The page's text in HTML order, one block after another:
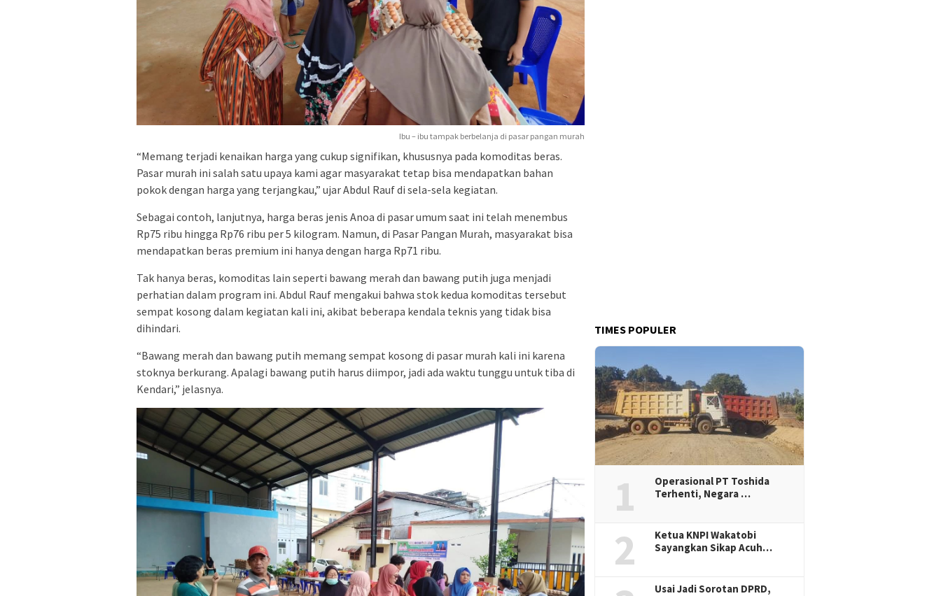
Ibu – ibu tampak berbelanja di pasar pangan murah
“Memang terjadi kenaikan harga yang cukup signifikan, khususnya pada komoditas beras.
Pasar murah ini salah satu upaya kami agar masyarakat tetap bisa mendapatkan bahan
pokok dengan harga yang terjangkau,” ujar Abdul Rauf di sela-sela kegiatan.
Sebagai contoh, lanjutnya, harga beras jenis Anoa di pasar umum saat ini telah menembus
Rp75 ribu hingga Rp76 ribu per 5 kilogram. Namun, di Pasar Pangan Murah, masyarakat bisa
mendapatkan beras premium ini hanya dengan harga Rp71 ribu.
Tak hanya beras, komoditas lain seperti bawang merah dan bawang putih juga menjadi
perhatian dalam program ini. Abdul Rauf mengakui bahwa stok kedua komoditas tersebut
sempat kosong dalam kegiatan kali ini, akibat beberapa kendala teknis yang tidak bisa
dihindari.
“Bawang merah dan bawang putih memang sempat kosong di pasar murah kali ini karena
stoknya berkurang. Apalagi bawang putih harus diimpor, jadi ada waktu tunggu untuk tiba di
Kendari,” jelasnya.
TIMES POPULER
1
Operasional PT Toshida
Terhenti, Negara …
2
Ketua KNPI Wakatobi
Sayangkan Sikap Acuh…
Usai Jadi Sorotan DPRD,